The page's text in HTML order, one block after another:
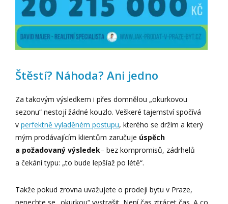
Štěstí? Náhoda? Ani jedno
Za takovým výsledkem i přes domnělou „okurkovou
sezonu“ nestojí žádné kouzlo. Veškeré tajemství spočívá
v perfektně vyladěném postupu, kterého se držím a který
mým prodávajícím klientům zaručuje úspěch
a požadovaný výsledek– bez kompromisů, zádrhelů
a čekání typu: „to bude lepšíaž po létě“.
Takže pokud zrovna uvažujete o prodeji bytu v Praze,